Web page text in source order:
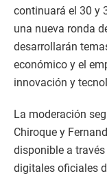
continuará el 30 y
una nueva ronda
desarrollarán
económico y el
innovación y
La moderación
Chiroque y
disponible a
digitales oficiales